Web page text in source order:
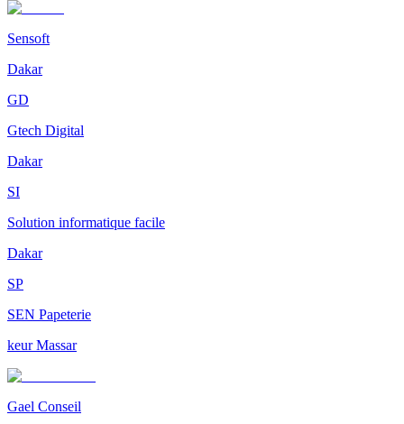
Sensoft
Dakar
GD
Gtech Digital
Dakar
SI
Solution informatique facile
Dakar
SP
SEN Papeterie
keur Massar
Gael Conseil